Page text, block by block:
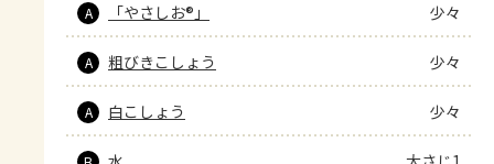
A 「やさしお®」 少々
A 粗びきこしょう 少々
A 白こしょう 少々